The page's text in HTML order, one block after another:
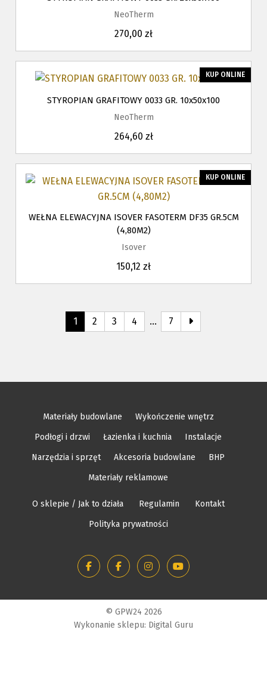
NeoTherm
270,00 zł
STYROPIAN GRAFITOWY 0033 GR. 10x50x100
NeoTherm
264,60 zł
KUP ONLINE
WEŁNA ELEWACYJNA ISOVER FASOTERM DF35 GR.5CM
(4,80M2)
Isover
150,12 zł
KUP ONLINE
1 2 3 4 … 7
Materiały budowlane
Wykończenie wnętrz
Podłogi i drzwi
Łazienka i kuchnia
Instalacje
Narzędzia i sprzęt
Akcesoria budowlane
BHP
Materiały reklamowe
O sklepie / Jak to działa Regulamin
Kontakt
Polityka prywatności
© GPW24 2026
Wykonanie sklepu: Digital Guru